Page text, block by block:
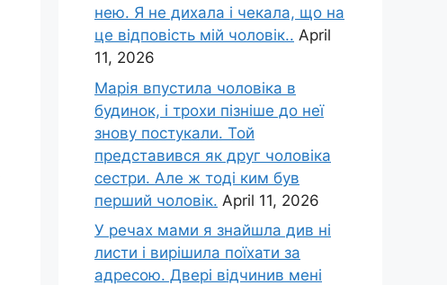
нею. Я не дихала і чекала, що на
це відповість мій чоловік.. April
11, 2026
Марія впустила чоловіка в
будинок, і трохи пізніше до неї
знову постукали. Той
представився як друг чоловіка
сестри. Але ж тоді ким був
перший чоловік. April 11, 2026
У речах мами я знайшла див ні
листи і вирішила поїхати за
адресою. Двері відчинив мені